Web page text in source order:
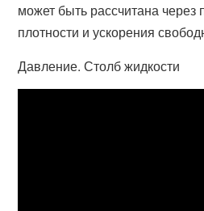
может быть рассчитана через
плотности и ускорения
Давление. Столб жидкости